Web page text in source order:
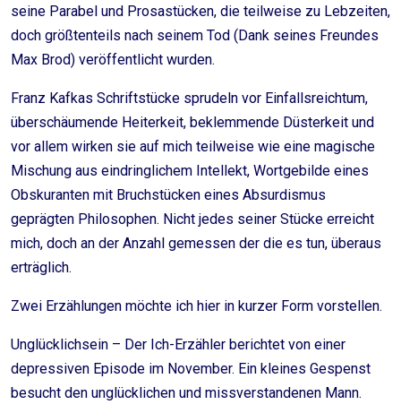
seine Parabel und Prosastücken, die teilweise zu Lebzeiten,
doch größtenteils nach seinem Tod (Dank seines Freundes
Max Brod) veröffentlicht wurden.
Franz Kafkas Schriftstücke sprudeln vor Einfallsreichtum,
überschäumende Heiterkeit, beklemmende Düsterkeit und
vor allem wirken sie auf mich teilweise wie eine magische
Mischung aus eindringlichem Intellekt, Wortgebilde eines
Obskuranten mit Bruchstücken eines Absurdismus
geprägten Philosophen. Nicht jedes seiner Stücke erreicht
mich, doch an der Anzahl gemessen der die es tun, überaus
erträglich.
Zwei Erzählungen möchte ich hier in kurzer Form vorstellen.
Unglücklichsein – Der Ich-Erzähler berichtet von einer
depressiven Episode im November. Ein kleines Gespenst
besucht den unglücklichen und missverstandenen Mann.